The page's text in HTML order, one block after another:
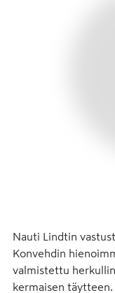
Nauti Lindtin
Konvehdin
valmistettu
kermaisen täytteen.